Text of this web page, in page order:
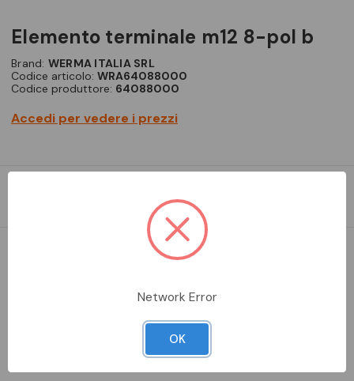
elemento terminale m12 8-pol b
Brand: WERMA ITALIA SRL
Codice articolo: WRA64088000
Codice produttore: 64088000
Accedi per vedere i prezzi
ELEMENTO TERMINALE M12 8-POL B
Network Error
OK